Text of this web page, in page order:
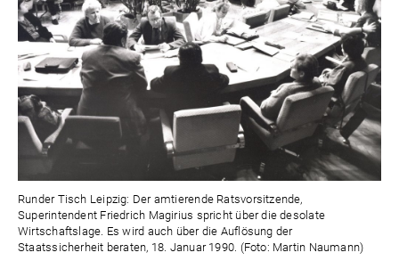
Runder Tisch Leipzig: Der amtierende Ratsvorsitzende,
Superintendent Friedrich Magirius spricht über die desolate
Wirtschaftslage. Es wird auch über die Auflösung der
Staatssicherheit beraten, 18. Januar 1990. (Foto: Martin Naumann)